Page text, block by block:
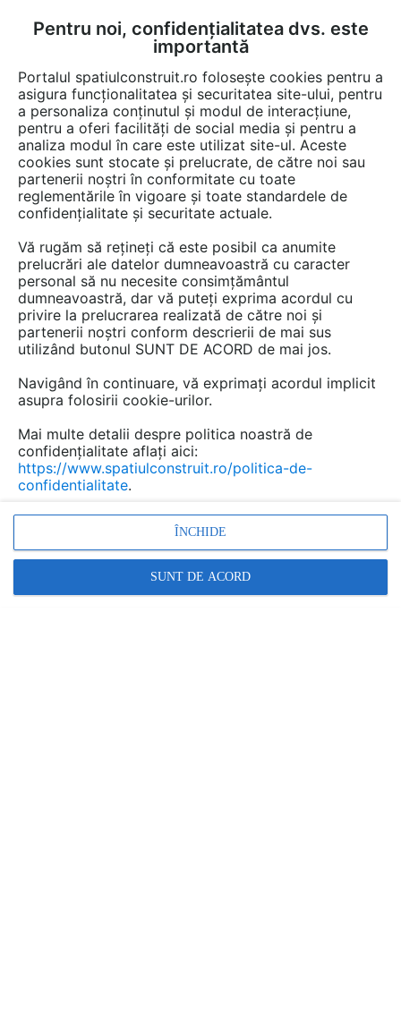
FĂ-ȚI CONT LOGIN
CUM SE FACE
EȘTI AICI: Video
Stii cum sa mentii aspectul estetic al
casei tale?
Pentru noi, confidențialitatea dvs. este
importantă
Portalul spatiulconstruit.ro folosește cookies pentru a
asigura funcționalitatea și securitatea site-ului, pentru
a personaliza conținutul și modul de interacțiune,
pentru a oferi facilități de social media și pentru a
analiza modul în care este utilizat site-ul. Aceste
cookies sunt stocate și prelucrate, de către noi sau
partenerii noștri în conformitate cu toate
reglementările în vigoare și toate standardele de
confidențialitate și securitate actuale.
Vă rugăm să rețineți că este posibil ca anumite
prelucrări ale datelor dumneavoastră cu caracter
personal să nu necesite consimțământul
dumneavoastră, dar vă puteți exprima acordul cu
privire la prelucrarea realizată de către noi și
partenerii noștri conform descrierii de mai sus
utilizând butonul SUNT DE ACORD de mai jos.
Navigând în continuare, vă exprimați acordul implicit
asupra folosirii cookie-urilor.
Mai multe detalii despre politica noastră de
confidențialitate aflați aici:
https://www.spatiulconstruit.ro/politica-de-
confidentialitate.
ÎNCHIDE
SUNT DE ACORD